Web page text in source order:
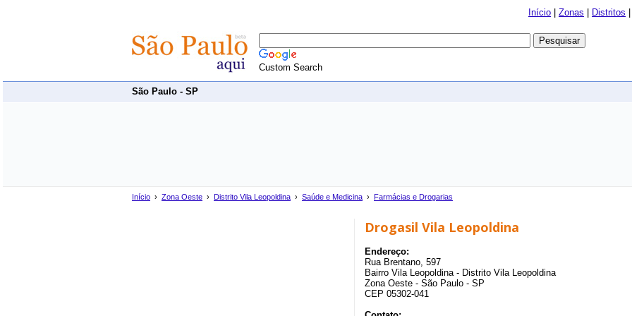
Início Zonas Distritos
Custom Search
São Paulo - SP
Início › Zona Oeste › Distrito Vila Leopoldina › Saúde e Medicina › Farmácias e Drogarias
Drogasil Vila Leopoldina
Endereço:
Rua Brentano, 597
Bairro Vila Leopoldina - Distrito Vila Leopoldina
Zona Oeste - São Paulo - SP
CEP 05302-041